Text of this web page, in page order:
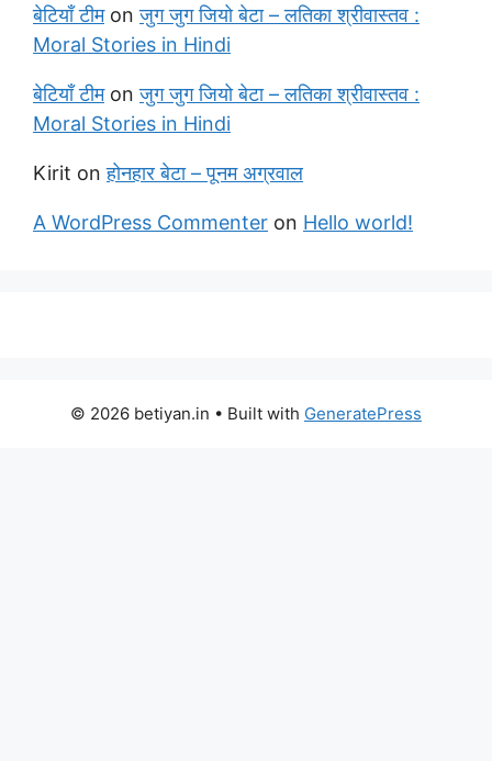
बेटियाँ टीमonजुग जुग जियो बेटा – लतिका श्रीवास्तव :
Moral Stories in Hindi
बेटियाँ टीमonजुग जुग जियो बेटा – लतिका श्रीवास्तव :
Moral Stories in Hindi
Kirit onहोनहार बेटा – पूनम अग्रवाल
A WordPress Commenter on Hello world!
© 2026 betiyan.in • Built with GeneratePress